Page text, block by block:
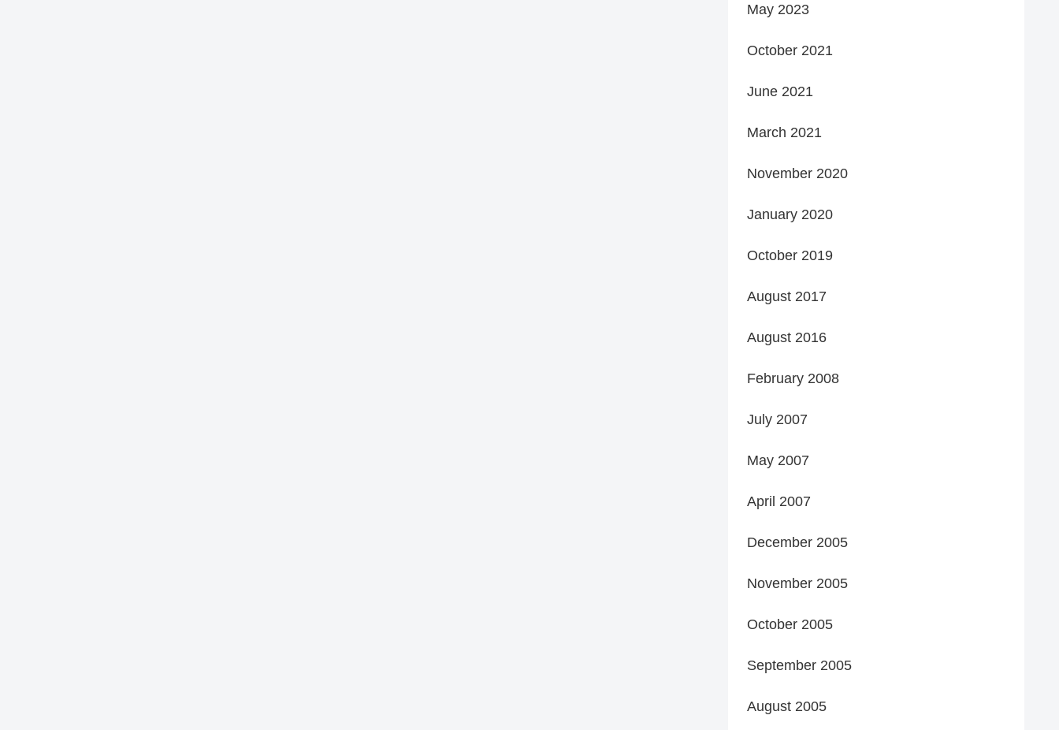
May 2023
October 2021
June 2021
March 2021
November 2020
January 2020
October 2019
August 2017
August 2016
February 2008
July 2007
May 2007
April 2007
December 2005
November 2005
October 2005
September 2005
August 2005